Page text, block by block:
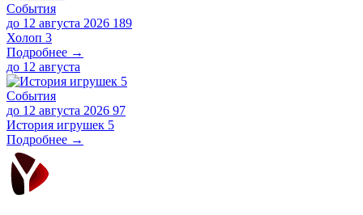
События
до 12 августа 2026 189
Холоп 3
Подробнее →
до 12 августа
События
до 12 августа 2026 97
История игрушек 5
Подробнее →